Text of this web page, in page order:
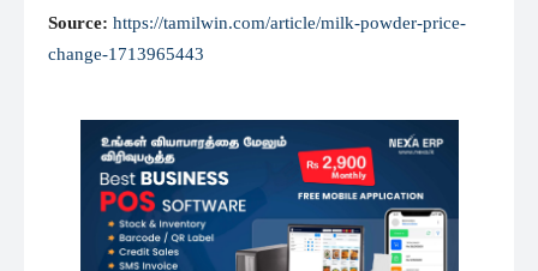
Source: https://tamilwin.com/article/milk-powder-price-
change-1713965443